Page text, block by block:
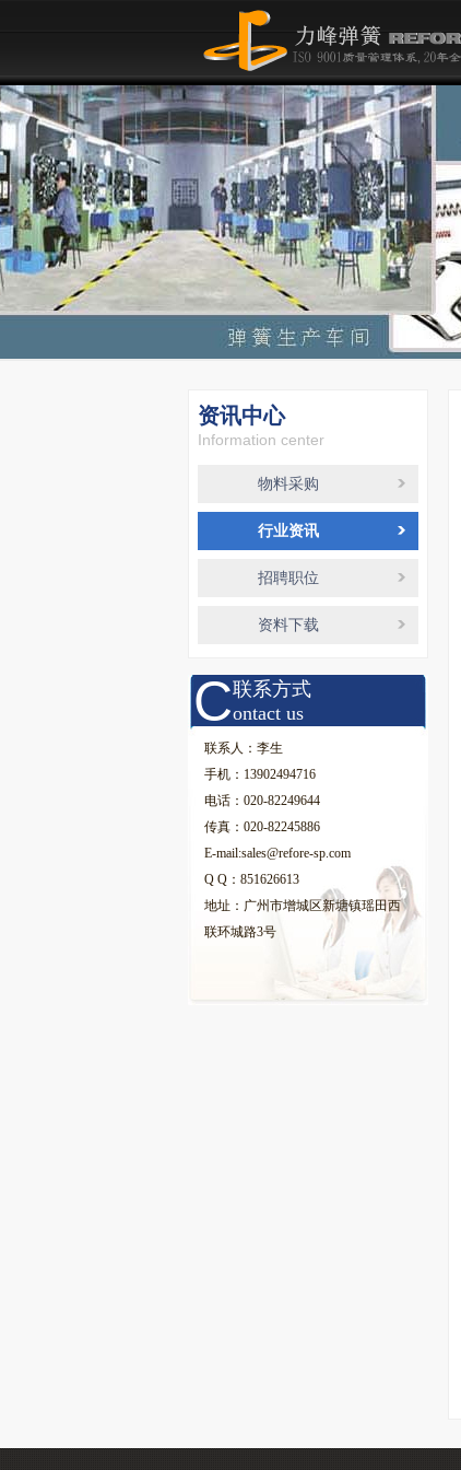
资讯中心
Information center
物料采购
行业资讯
招聘职位
资料下载
C联系方式
ontact us
联系人：李生
手机：13902494716
电话：020-82249644
传真：020-82245886
E-mail:sales@refore-sp.com
Q Q：851626613
地址：广州市增城区新塘镇瑶田西
联环城路3号